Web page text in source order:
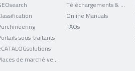
sous-traitants
Online Manuals
FAQs